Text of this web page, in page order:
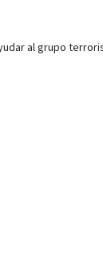
al grupo